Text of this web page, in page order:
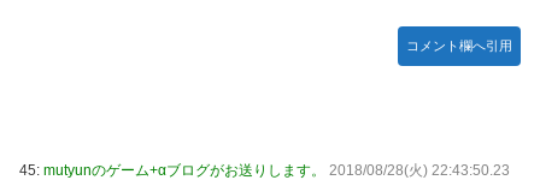
コメント欄へ引用
45: mutyunのゲーム+αブログがお送りします。
2018/08/28(火) 22:43:50.23